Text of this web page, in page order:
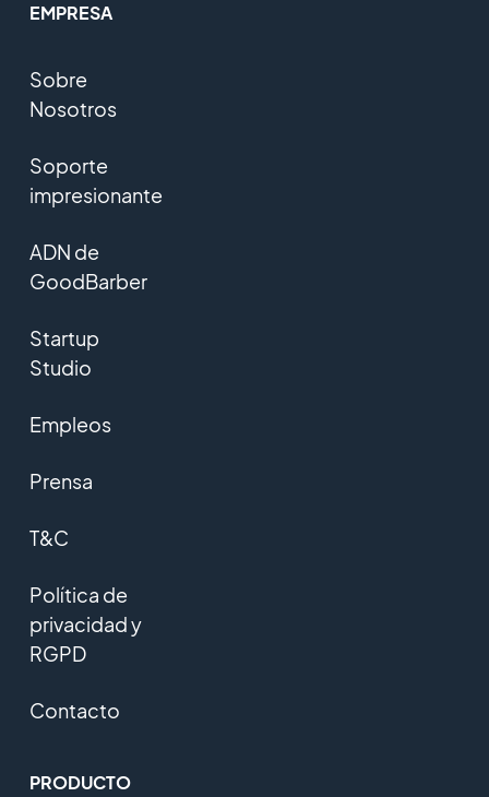
EMPRESA
Sobre
Nosotros
Soporte
impresionante
ADN de
GoodBarber
Startup
Studio
Empleos
Prensa
T&C
Política de
privacidad y
RGPD
Contacto
PRODUCTO